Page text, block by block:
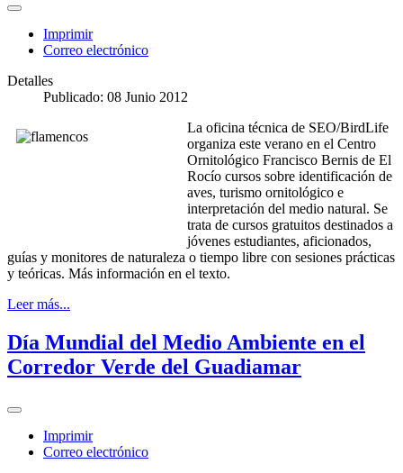
Imprimir
Correo electrónico
Detalles
Publicado: 08 Junio 2012
La oficina técnica de SEO/BirdLife
organiza este verano en el Centro
Ornitológico Francisco Bernis de El
Rocío cursos sobre identificación de
aves, turismo ornitológico e
interpretación del medio natural. Se
trata de cursos gratuitos destinados a
jóvenes estudiantes, aficionados,
guías y monitores de naturaleza o tiempo libre con sesiones prácticas
y teóricas. Más información en el texto.
Leer más...
Día Mundial del Medio Ambiente en el
Corredor Verde del Guadiamar
Imprimir
Correo electrónico